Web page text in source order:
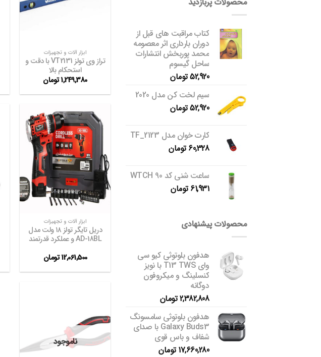
کتاب مراقبت های قبل از
دوران بارداری اثر معصومه
محمد پوربخش انتشارات
ساحل گیسوم
52,920تومان
سیم لخت کن مدل 2020
52,920تومان
کارت خوان مدل TF_2123
60,328 تومان
ساعت شنی کد WTCH 90
61,931 تومان
محصولات پیشنهادی
هدفون بلوتوثی کیو سی
وای T13 TWS با نویز
کنسلینگ و میکروفون
دوگانه
2,382,808 تومان
هدفون بلوتوثی سامسونگ
Galaxy Buds3 با صدای
شفاف و باس قوی
17,660,280 تومان
ها
ابزار آلات و تجهیزات
تراز وی تولز VT2131 با دقت و
استحکام بالا
1,249,380تومان
افزودن
به
علاقه
مندی
ها
ابزار آلات و تجهیزات
دریل تایگر تولز ۱۸ ولت مدل
AD-18BL و عملکرد قدرتمند
12,061,500 تومان
علاقه
مندی ناموجود